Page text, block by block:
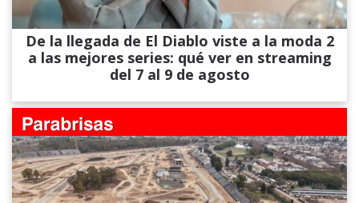
De la llegada de El Diablo viste a la moda 2
a las mejores series: qué ver en streaming
del 7 al 9 de agosto